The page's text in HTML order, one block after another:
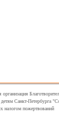
Санкт-Петербурга
налогом пожертвований